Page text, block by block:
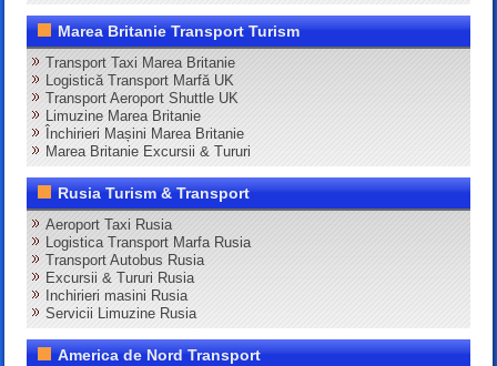
Marea Britanie Transport Turism
Transport Taxi Marea Britanie
Logistică Transport Marfă UK
Transport Aeroport Shuttle UK
Limuzine Marea Britanie
Închirieri Mașini Marea Britanie
Marea Britanie Excursii & Tururi
Rusia Turism & Transport
Aeroport Taxi Rusia
Logistica Transport Marfa Rusia
Transport Autobus Rusia
Excursii & Tururi Rusia
Inchirieri masini Rusia
Servicii Limuzine Rusia
America de Nord Transport